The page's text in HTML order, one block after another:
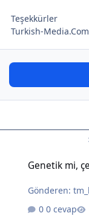
Teşekkürler
Turkish-
Genetik mi,
Gönderen:
0 cevap